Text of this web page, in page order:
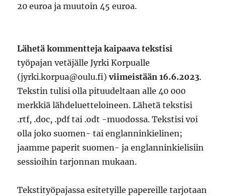
20 euroa ja muutoin 45 euroa.
Lähetä kommentteja kaipaava tekstisi
työpajan vetäjälle Jyrki Korpualle
(jyrki.korpua@oulu.fi)viimeistään 16.6.2023.
Tekstin tulisi olla pituudeltaan alle 40 000
merkkiä lähdeluetteloineen. Lähetä tekstisi
.rtf, .doc, .pdf tai .odt -muodossa. Tekstisi voi
olla joko suomen- tai englanninkielinen;
jaamme paperit suomen- ja englanninkielisiin
sessioihin tarjonnan mukaan.
Tekstityöpajassa esitetyille papereille tarjotaan